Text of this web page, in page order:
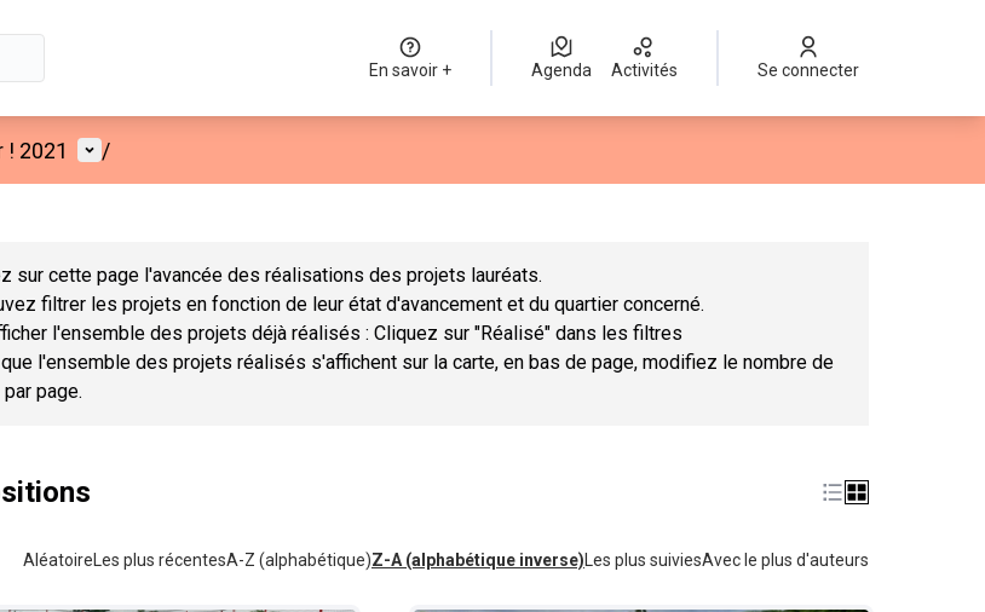
En savoir + Agenda Activités Se connecter
2021 Menu utilisateur
/
sur cette page l'avancée des réalisations des projets lauréats.
filtrer les projets en fonction de leur état d'avancement et du quartier concerné.
l'ensemble des projets déjà réalisés : Cliquez sur "Réalisé" dans les filtres
l'ensemble des projets réalisés s'affichent sur la carte, en bas de page, modifiez le nombre de
page.
Aléatoire Les plus récentesA-Z (alphabétique)Z-A (alphabétique inverse) Les plus suiviesAvec le plus d'auteurs